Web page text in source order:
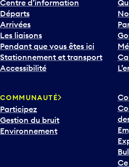
Centre d’information
Départs
Arrivées
Les liaisons
Pendant que vous êtes ici
Stationnement et transport
Accessibilité
COMMUNAUTÉ
Participez
Gestion du bruit
Environnement